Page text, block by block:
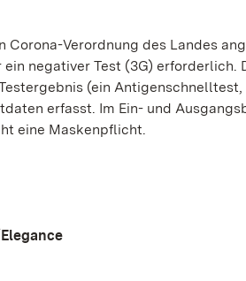
Verordnung des Landes
negativer Test (3G) erforderlich.
(ein
erfasst. Im Ein- und
eine Maskenpflicht.